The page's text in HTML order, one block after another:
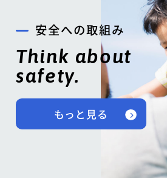
安全への取組み
Think about
safety.
もっと見る